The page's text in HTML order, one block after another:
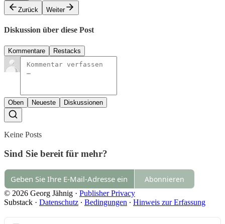
Zurück
Weiter
Diskussion über diese Post
Kommentare Restacks
Oben Neueste Diskussionen
Keine Posts
Sind Sie bereit für mehr?
Abonnieren
© 2026 Georg Jähnig · Publisher Privacy
Substack · Datenschutz ∙ Bedingungen ∙ Hinweis zur Erfassung